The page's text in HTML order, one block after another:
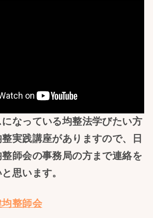
なっている均整法学びたい方
実践講座がありますので、日
師会の事務局の方まで連絡を
思います。
均整師会